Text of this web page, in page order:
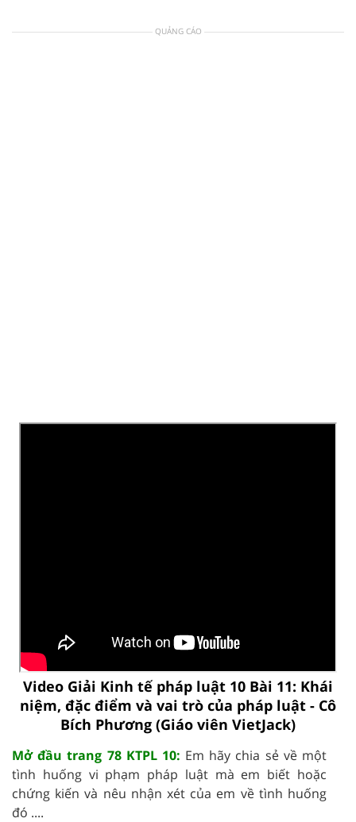
QUẢNG CÁO
Video Giải Kinh tế pháp luật 10 Bài 11: Khái
niệm, đặc điểm và vai trò của pháp luật - Cô
Bích Phương (Giáo viên VietJack)
Mở đầu trang 78 KTPL 10: Em hãy chia sẻ về một
tình huống vi phạm pháp luật mà em biết hoặc
chứng kiến và nêu nhận xét của em về tình huống
đó ....